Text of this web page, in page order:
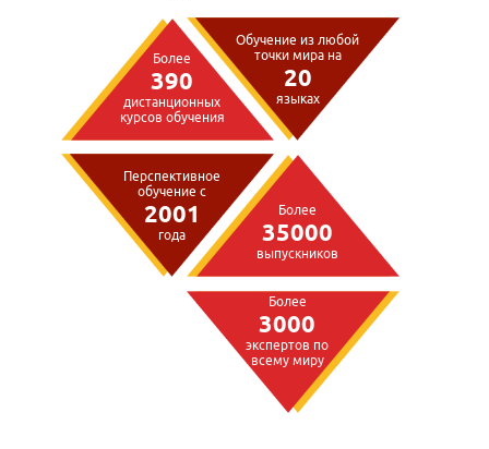
Более
390
дистанционных
курсов обучения
Обучение из любой
точки мира на
20
языках
Более
3000
экспертов по
всему миру
Перспективное
обучение с
2001
года
Более
35000
выпускников